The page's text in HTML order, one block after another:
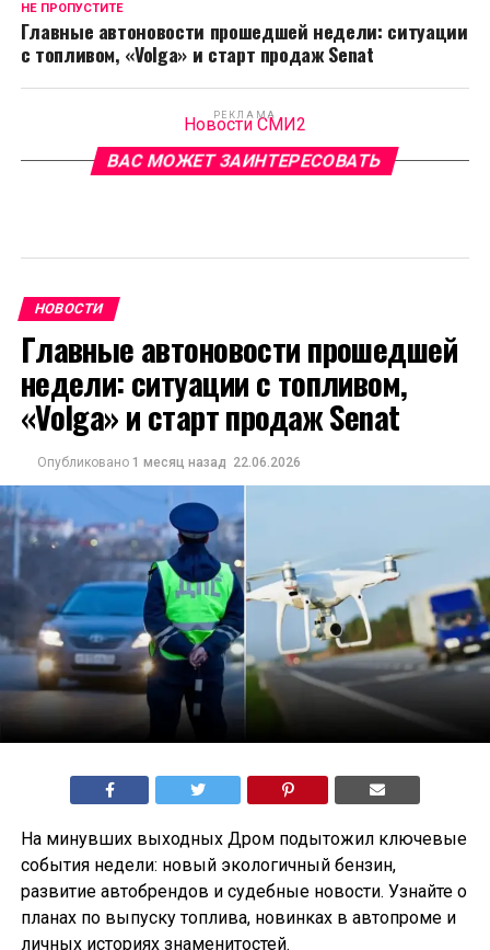
НЕ ПРОПУСТИТЕ
Главные автоновости прошедшей недели: ситуации
с топливом, «Volga» и старт продаж Senat
РЕКЛАМА
Новости СМИ2
ВАС МОЖЕТ ЗАИНТЕРЕСОВАТЬ
НОВОСТИ
Главные автоновости прошедшей
недели: ситуации с топливом,
«Volga» и старт продаж Senat
Опубликовано 1 месяц назад 22.06.2026
На минувших выходных Дром подытожил ключевые
события недели: новый экологичный бензин,
развитие автобрендов и судебные новости. Узнайте о
планах по выпуску топлива, новинках в автопроме и
личных историях знаменитостей.